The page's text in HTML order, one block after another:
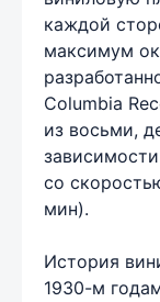
каждой
максимум
Columbia
из восьми,
со
мин).
История
1930-м